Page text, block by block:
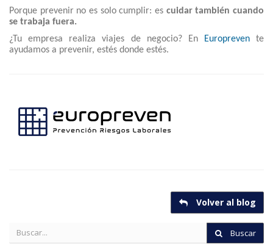
Porque prevenir no es solo cumplir: es cuidar también cuando
se trabaja fuera.
¿Tu empresa realiza viajes de negocio? En Europrevente
ayudamos a prevenir, estés donde estés.
Volver al blog
Buscar